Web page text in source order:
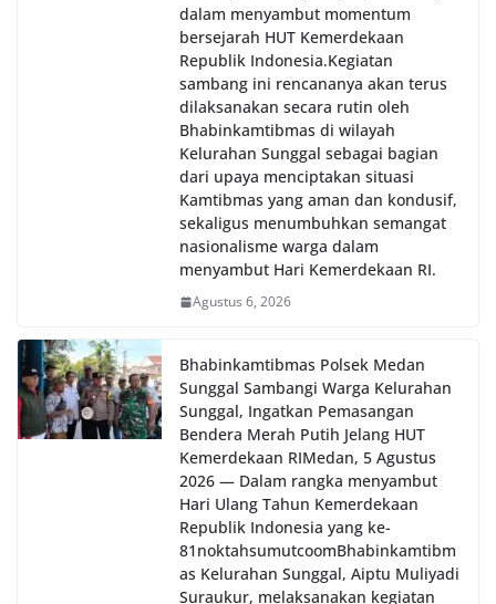
dalam menyambut momentum
bersejarah HUT Kemerdekaan
Republik Indonesia.‎Kegiatan
sambang ini rencananya akan terus
dilaksanakan secara rutin oleh
Bhabinkamtibmas di wilayah
Kelurahan Sunggal sebagai bagian
dari upaya menciptakan situasi
Kamtibmas yang aman dan kondusif,
sekaligus menumbuhkan semangat
nasionalisme warga dalam
menyambut Hari Kemerdekaan RI.
Agustus 6, 2026
Bhabinkamtibmas Polsek Medan
Sunggal Sambangi Warga Kelurahan
Sunggal, Ingatkan Pemasangan
Bendera Merah Putih Jelang HUT
Kemerdekaan RI‎‎Medan, 5 Agustus
2026 — Dalam rangka menyambut
Hari Ulang Tahun Kemerdekaan
Republik Indonesia yang ke-
81noktahsumutcoomBhabinkamtibm
as Kelurahan Sunggal, Aiptu Muliyadi
Suraukur, melaksanakan kegiatan